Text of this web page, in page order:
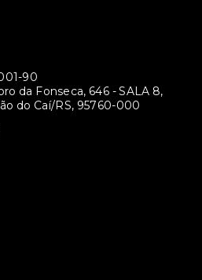
90
da Fonseca, 646 - SALA 8,
do Caí/RS, 95760-000